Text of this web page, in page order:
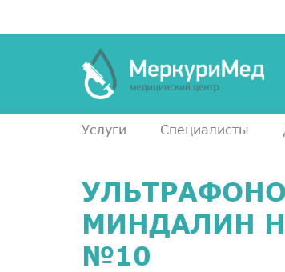
Услуги Специалисты
МИНДАЛИН
№10